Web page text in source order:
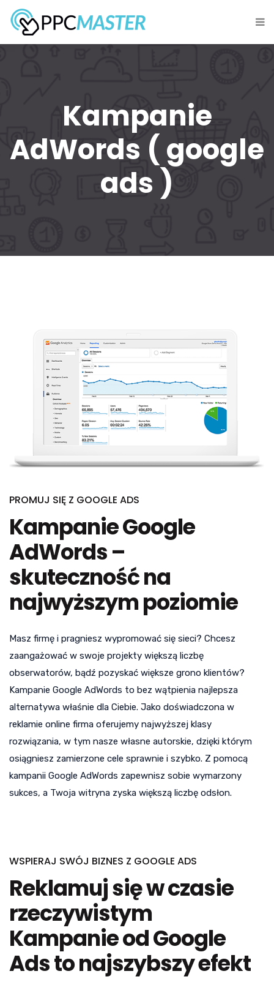
Kampanie
AdWords ( google
ads )
PROMUJ SIĘ Z GOOGLE ADS
Kampanie Google
AdWords –
skuteczność na
najwyższym poziomie
Masz firmę i pragniesz wypromować się sieci? Chcesz
zaangażować w swoje projekty większą liczbę
obserwatorów, bądź pozyskać większe grono klientów?
Kampanie Google AdWords to bez wątpienia najlepsza
alternatywa właśnie dla Ciebie. Jako doświadczona w
reklamie online firma oferujemy najwyższej klasy
rozwiązania, w tym nasze własne autorskie, dzięki którym
osiągniesz zamierzone cele sprawnie i szybko. Z pomocą
kampanii Google AdWords zapewnisz sobie wymarzony
sukces, a Twoja witryna zyska większą liczbę odsłon.
WSPIERAJ SWÓJ BIZNES Z GOOGLE ADS
Reklamuj się w czasie
rzeczywistym
Kampanie od Google
Ads to najszybszy efekt